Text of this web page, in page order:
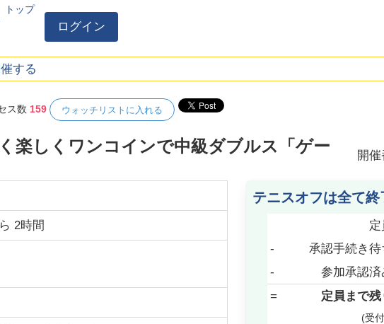
トップ
ログイン
する
ス数 159 ウォッチリストに入れる
楽しくワンコインで中級ダブルス「ゲー
開
2時間
テニスオフは全て終
定
-
承認手続き待
-
参加承認済
=
定員まで残
(受